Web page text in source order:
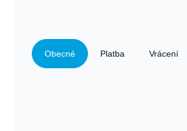
Obecné Platba Vrácení